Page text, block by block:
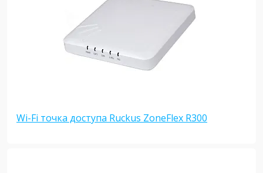
Wi-Fi точка доступа Ruckus ZoneFlex R300